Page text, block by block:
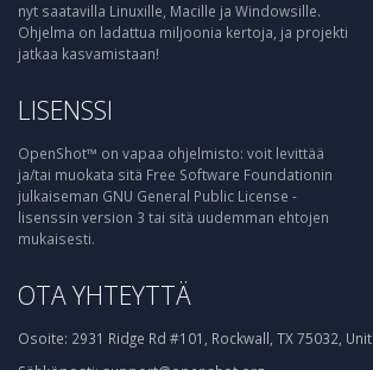
nyt saatavilla Linuxille, Macille ja Windowsille.
Ohjelma on ladattua miljoonia kertoja, ja projekti
jatkaa kasvamistaan!
LISENSSI
OpenShot™ on vapaa ohjelmisto: voit levittää
ja/tai muokata sitä Free Software Foundationin
julkaiseman GNU General Public License -
lisenssin version 3 tai sitä uudemman ehtojen
mukaisesti.
OTA YHTEYTTÄ
Osoite: 2931 Ridge Rd #101, Rockwall, TX 75032,